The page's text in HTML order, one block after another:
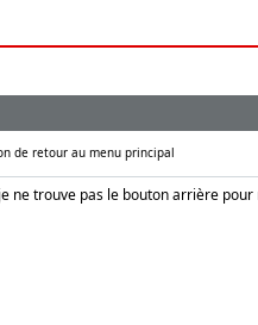
de retour au menu principal
ne trouve pas le bouton arrière